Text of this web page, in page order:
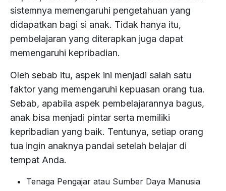
sistemnya memengaruhi pengetahuan yang
didapatkan bagi si anak. Tidak hanya itu,
pembelajaran yang diterapkan juga dapat
memengaruhi kepribadian.
Oleh sebab itu, aspek ini menjadi salah satu
faktor yang memengaruhi kepuasan orang tua.
Sebab, apabila aspek pembelajarannya bagus,
anak bisa menjadi pintar serta memiliki
kepribadian yang baik. Tentunya, setiap orang
tua ingin anaknya pandai setelah belajar di
tempat Anda.
Tenaga Pengajar atau Sumber Daya Manusia